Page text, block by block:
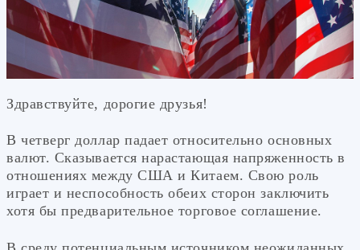
Здравствуйте, дорогие друзья!
В четверг доллар падает относительно основных
валют. Сказывается нарастающая напряженность в
отношениях между США и Китаем. Свою роль
играет и неспособность обеих сторон заключить
хотя бы предварительное торговое соглашение.